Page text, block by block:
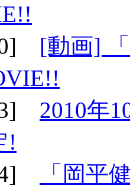
[動画]
2010年
!
「岡平